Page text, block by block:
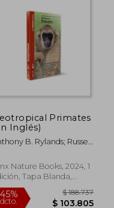
45%
dcto.
$
Primates
Inglés)
B. Rylands; Russell
Fanny M.
Jean P. Boubli;
W. Lynch; Leandro
Karen B.
Liliana Cortés-Ortiz;
Nature Books, 2024, 1
Tapa Blanda,